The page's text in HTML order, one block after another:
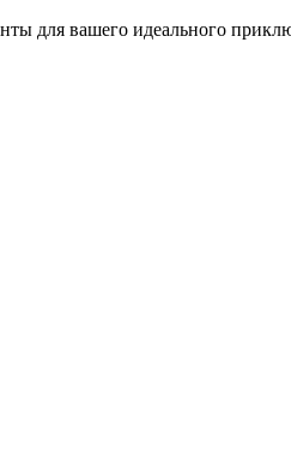
для вашего идеального